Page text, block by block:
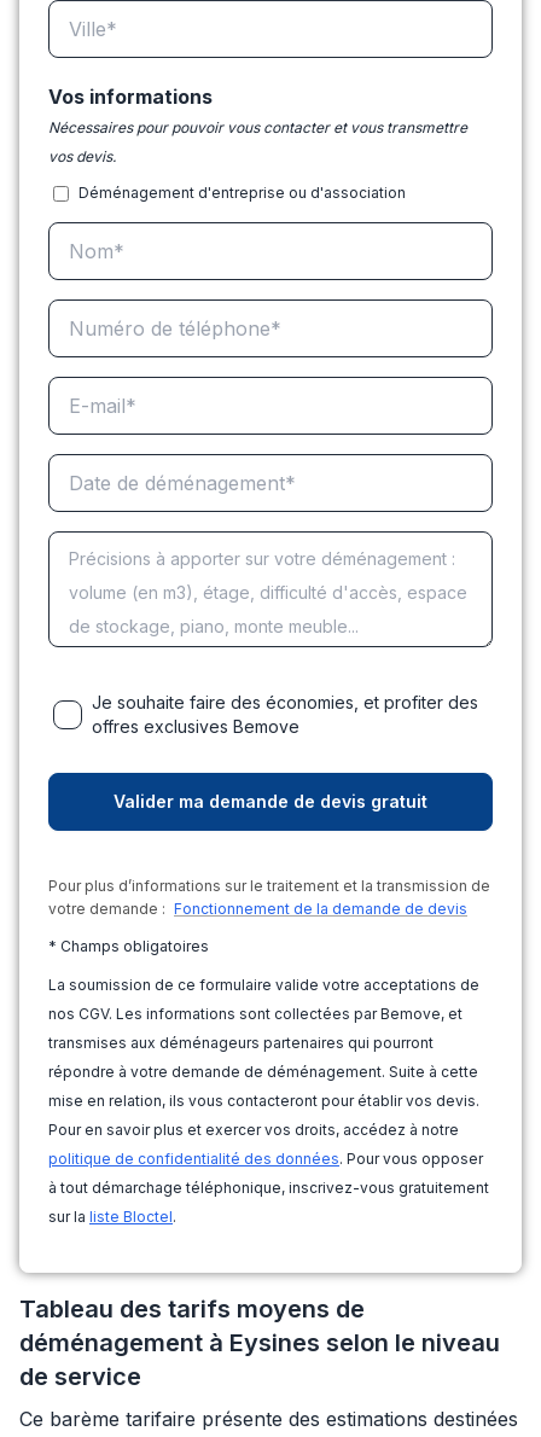
Vos informations
Nécessaires pour pouvoir vous contacter et vous transmettre
vos devis.
Déménagement d'entreprise ou d'association
Je souhaite faire des économies, et profiter des
offres exclusives Bemove
Pour plus d’informations sur le traitement et la transmission de
votre demande : Fonctionnement de la demande de devis
* Champs obligatoires
La soumission de ce formulaire valide votre acceptations de
nos CGV. Les informations sont collectées par Bemove, et
transmises aux déménageurs partenaires qui pourront
répondre à votre demande de déménagement. Suite à cette
mise en relation, ils vous contacteront pour établir vos devis.
Pour en savoir plus et exercer vos droits, accédez à notre
politique de confidentialité des données. Pour vous opposer
à tout démarchage téléphonique, inscrivez-vous gratuitement
sur la liste Bloctel.
Tableau des tarifs moyens de
déménagement à Eysines selon le niveau
de service
Ce barème tarifaire présente des estimations destinées